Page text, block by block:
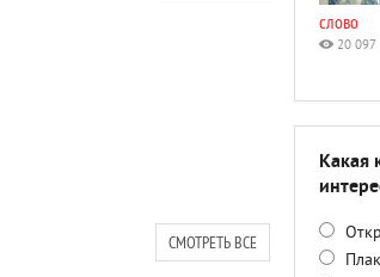
СМОТРЕТЬ ВСЕ
слово
20 097
Какая